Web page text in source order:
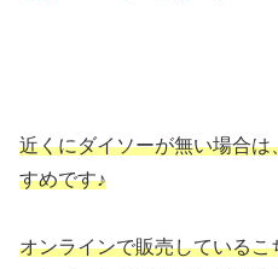
近くにダイソーが無い場合
すめです♪
オンラインで販売している